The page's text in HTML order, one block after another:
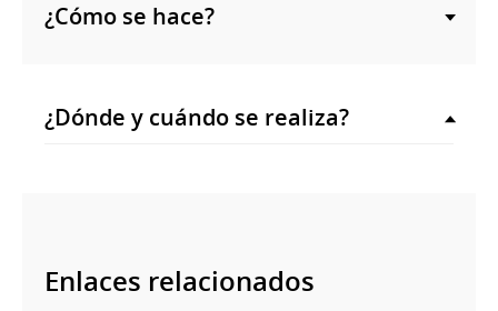
¿Cómo se hace?
¿Dónde y cuándo se realiza?
Enlaces relacionados